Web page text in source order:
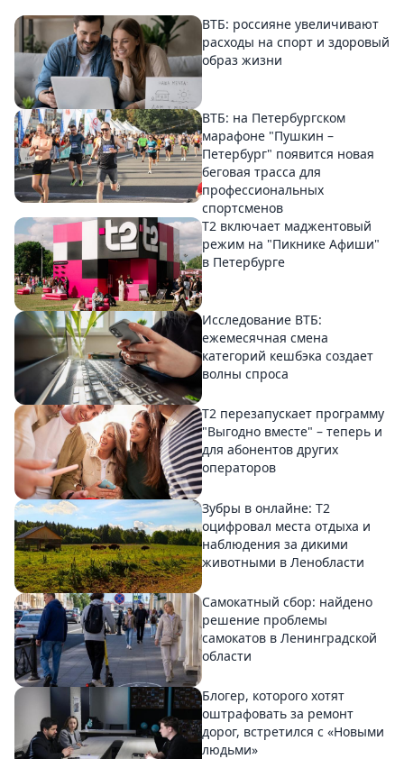
ВТБ: россияне увеличивают
расходы на спорт и здоровый
образ жизни
ВТБ: на Петербургском
марафоне "Пушкин –
Петербург" появится новая
беговая трасса для
профессиональных
спортсменов
Т2 включает маджентовый
режим на "Пикнике Афиши"
в Петербурге
Исследование ВТБ:
ежемесячная смена
категорий кешбэка создает
волны спроса
Т2 перезапускает программу
"Выгодно вместе" – теперь и
для абонентов других
операторов
Зубры в онлайне: Т2
оцифровал места отдыха и
наблюдения за дикими
животными в Ленобласти
Самокатный сбор: найдено
решение проблемы
самокатов в Ленинградской
области
Блогер, которого хотят
оштрафовать за ремонт
дорог, встретился с «Новыми
людьми»